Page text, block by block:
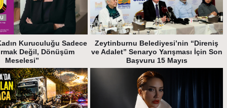
Kuruculuğu Sadece
Değil, Dönüşüm
Meselesi”
Zeytinburnu Belediyesi’nin “Direniş
ve Adalet” Senaryo Yarışması İçin Son
Başvuru 15 Mayıs